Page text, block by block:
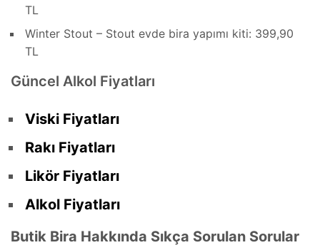
TL
Winter Stout – Stout evde bira yapımı kiti: 399,90
TL
Güncel Alkol Fiyatları
Viski Fiyatları
Rakı Fiyatları
Likör Fiyatları
Alkol Fiyatları
Butik Bira Hakkında Sıkça Sorulan Sorular